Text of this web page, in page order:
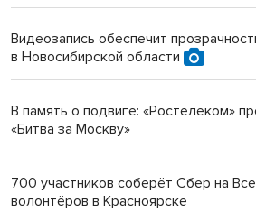
Новосибирский преподаватель с
Видеозапись обеспечит
в Новосибирской области
В память о подвиге: «Ростелеком»
«Битва за Москву»
700 участников соберёт Сбер на
волонтёров в Красноярске